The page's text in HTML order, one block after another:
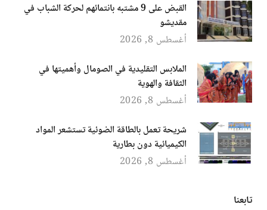
القبض على 9 مشتبه بانتمائهم لحركة الشباب في
مقديشو
أغسطس 8, 2026
الملابس التقليدية في الصومال وأهميتها في
الثقافة والهوية
أغسطس 8, 2026
شريحة تعمل بالطاقة الضوئية تستشعر المواد
الكيميائية دون بطارية
أغسطس 8, 2026
تابعنا